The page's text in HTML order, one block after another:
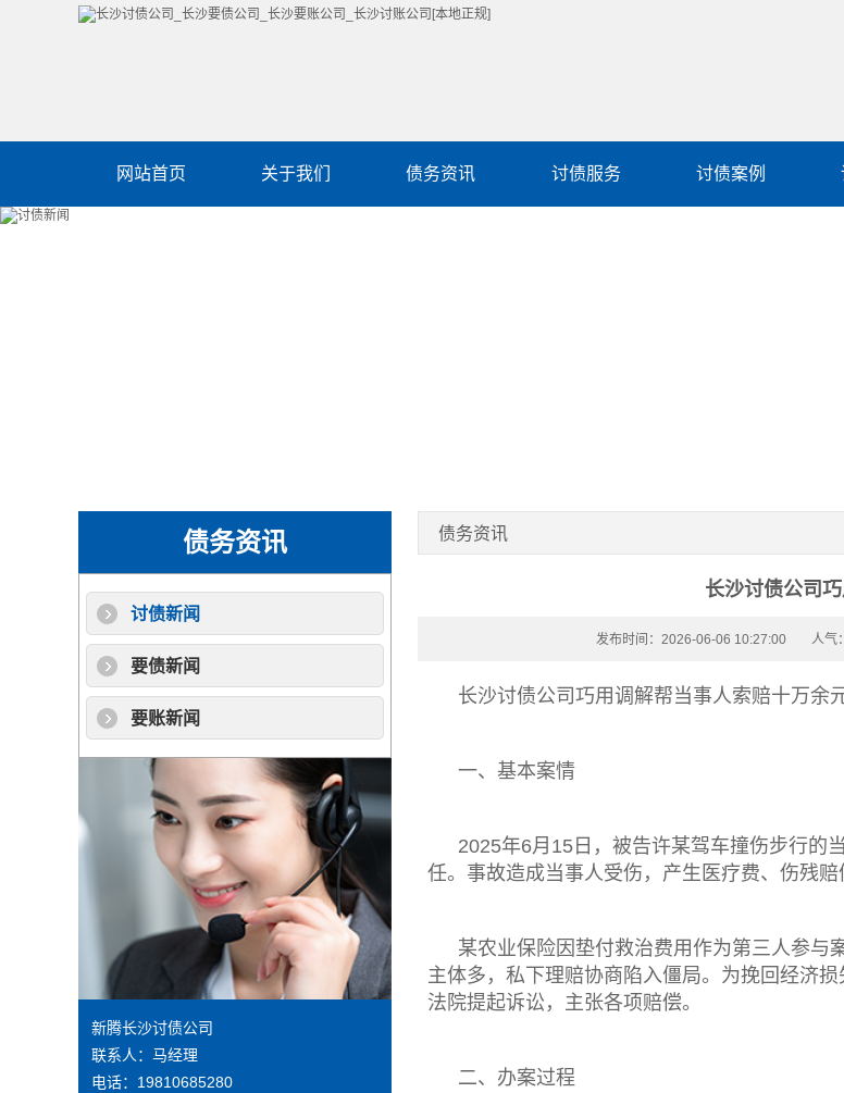
网站首页 关于我们 债务资讯 讨债服务 讨债案例
债务资讯
讨债新闻
要债新闻
要账新闻
新腾长沙讨债公司
联系人：马经理
电话：19810685280
债务资讯
长沙讨债公司
发布时间：2026-06-06 10:27:00 人气
长沙讨债公司巧用调解帮当事人索赔十万余元
一、基本案情
2025年6月15日，被告许某驾车撞伤步行的
任。事故造成当事人受伤，产生医疗费、伤残赔
某农业保险因垫付救治费用作为第三人参与
主体多，私下理赔协商陷入僵局。为挽回经济
法院提起诉讼，主张各项赔偿。
二、办案过程